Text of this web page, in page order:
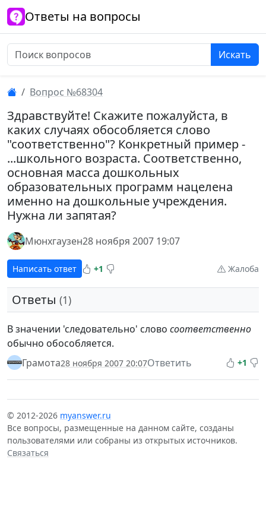
Ответы на вопросы
Искать
Вопрос №68304
Здравствуйте! Скажите пожалуйста, в
каких случаях обособляется слово
"соответственно"? Конкретный пример -
...школьного возраста. Соответственно,
основная масса дошкольных
образовательных программ нацелена
именно на дошкольные учреждения.
Нужна ли запятая?
Мюнхгаузен28 ноября 2007 19:07
Написать ответ +1 Жалоба
Ответы (1)
В значении 'следовательно' слово соответственно
обычно обособляется.
Грамота28 ноября 2007 20:07Ответить +1
© 2012-2026 myanswer.ru
Все вопросы, размещенные на данном сайте, созданы
пользователями или собраны из открытых источников.
Связаться